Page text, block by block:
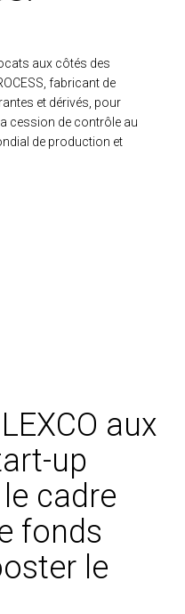
aux côtés des
fabricant de
et dérivés, pour
cession de contrôle au
de production et
aux
up
cadre
fonds
le